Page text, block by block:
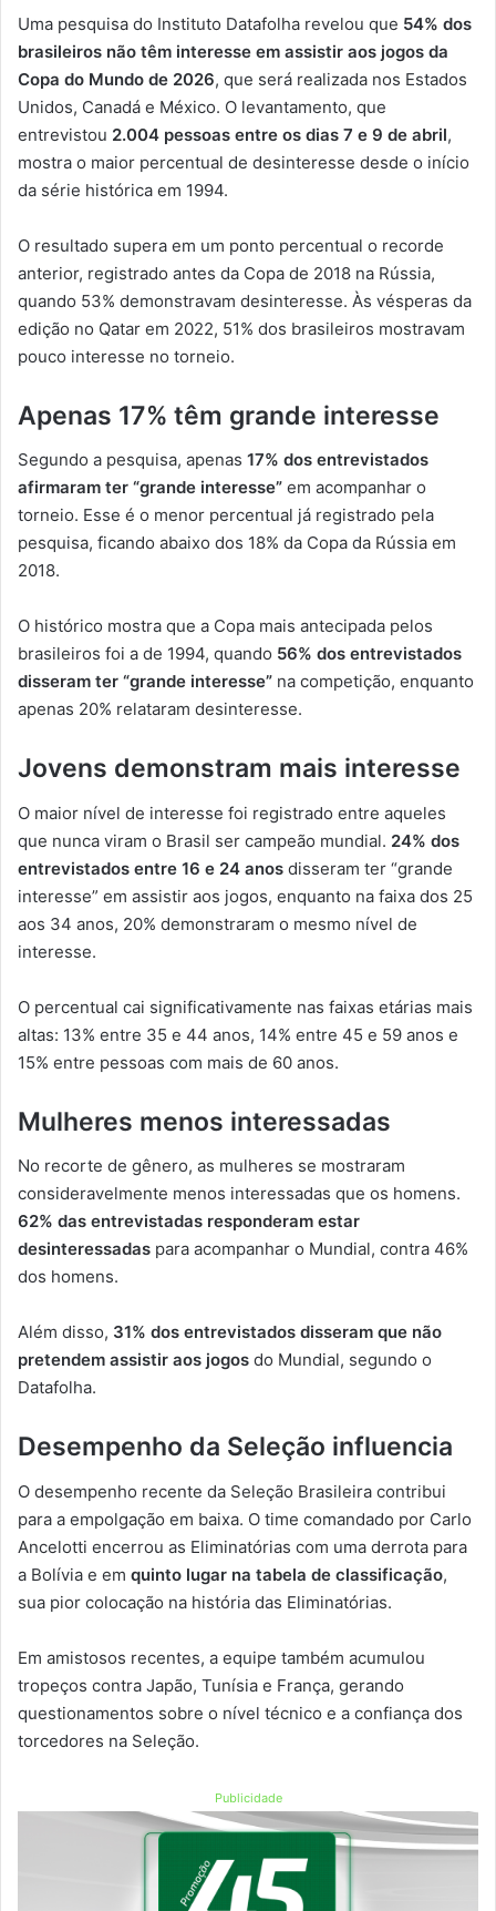
Uma pesquisa do Instituto Datafolha revelou que 54% dos
brasileiros não têm interesse em assistir aos jogos da
Copa do Mundo de 2026, que será realizada nos Estados
Unidos, Canadá e México. O levantamento, que
entrevistou 2.004 pessoas entre os dias 7 e 9 de abril,
mostra o maior percentual de desinteresse desde o início
da série histórica em 1994.
O resultado supera em um ponto percentual o recorde
anterior, registrado antes da Copa de 2018 na Rússia,
quando 53% demonstravam desinteresse. Às vésperas da
edição no Qatar em 2022, 51% dos brasileiros mostravam
pouco interesse no torneio.
Apenas 17% têm grande interesse
Segundo a pesquisa, apenas 17% dos entrevistados
afirmaram ter “grande interesse” em acompanhar o
torneio. Esse é o menor percentual já registrado pela
pesquisa, ficando abaixo dos 18% da Copa da Rússia em
2018.
O histórico mostra que a Copa mais antecipada pelos
brasileiros foi a de 1994, quando 56% dos entrevistados
disseram ter “grande interesse” na competição, enquanto
apenas 20% relataram desinteresse.
Jovens demonstram mais interesse
O maior nível de interesse foi registrado entre aqueles
que nunca viram o Brasil ser campeão mundial. 24% dos
entrevistados entre 16 e 24 anos disseram ter “grande
interesse” em assistir aos jogos, enquanto na faixa dos 25
aos 34 anos, 20% demonstraram o mesmo nível de
interesse.
O percentual cai significativamente nas faixas etárias mais
altas: 13% entre 35 e 44 anos, 14% entre 45 e 59 anos e
15% entre pessoas com mais de 60 anos.
Mulheres menos interessadas
No recorte de gênero, as mulheres se mostraram
consideravelmente menos interessadas que os homens.
62% das entrevistadas responderam estar
desinteressadas para acompanhar o Mundial, contra 46%
dos homens.
Além disso, 31% dos entrevistados disseram que não
pretendem assistir aos jogos do Mundial, segundo o
Datafolha.
Desempenho da Seleção influencia
O desempenho recente da Seleção Brasileira contribui
para a empolgação em baixa. O time comandado por Carlo
Ancelotti encerrou as Eliminatórias com uma derrota para
a Bolívia e em quinto lugar na tabela de classificação,
sua pior colocação na história das Eliminatórias.
Em amistosos recentes, a equipe também acumulou
tropeços contra Japão, Tunísia e França, gerando
questionamentos sobre o nível técnico e a confiança dos
torcedores na Seleção.
Publicidade